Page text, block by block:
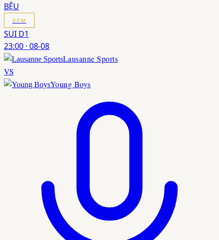
BỆU
XEM
SUI D1
23:00 · 08-08
Lausanne Sports
VS
Young Boys